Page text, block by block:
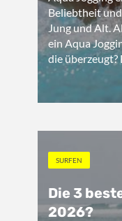
Beliebtheit
Jung und Alt.
ein Aqua
die überzeugt?
SURFEN
Die 3
2026?